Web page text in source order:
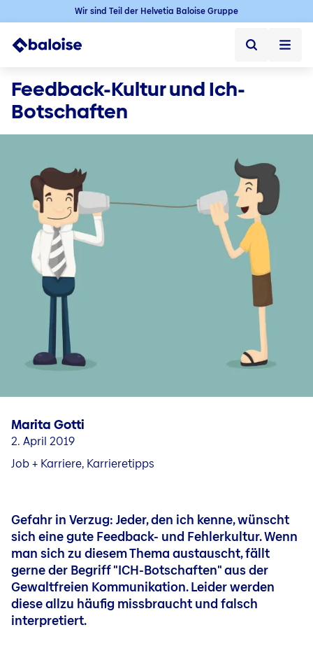
Wir sind Teil der Helvetia Baloise Gruppe
Startseite
Startseite ➞
Jobs
Karriere in der Schweiz
Offene Jobs
Baloise als Arbeitgeber
Berufseinstieg
Berufserfahrene
Karriere im Aussendienst
Fragen & Kontakt
Jobs in unseren Ländergesellschaften
Karriere in Liechtenstein
Bewerbungs- und Karrieretipps
Feedback-Kultur und Ich-
Botschaften
Marita Gotti
2. April 2019
Job + Karriere, Karrieretipps
Gefahr in Verzug: Jeder, den ich kenne, wünscht
sich eine gute Feedback- und Fehlerkultur. Wenn
man sich zu diesem Thema austauscht, fällt
gerne der Begriff "ICH-Botschaften" aus der
Gewaltfreien Kommunikation. Leider werden
diese allzu häufig missbraucht und falsch
interpretiert.